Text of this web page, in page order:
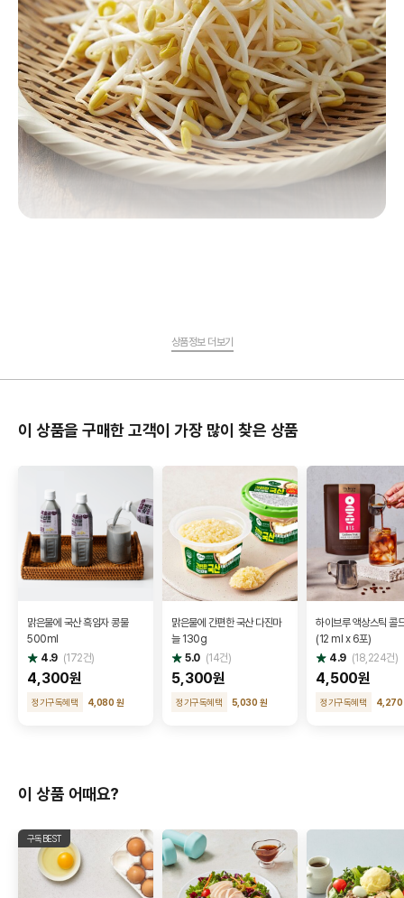
상품정보 더보기
이 상품을 구매한 고객이 가장 많이 찾은 상품
맑은물에 국산 흑임자 콩물
500ml
별
점
4.9 (172건)
4,300원
정기구독혜택 4,080 원
맑은물에 간편한 국산 다진마
늘 130g
별
점
5.0 (14건)
5,300원
정기구독혜택 5,030 원
하이브루 액상스틱 콜
(12 ml x 6포)
별
점
4.9 (18,224건)
4,500원
정기구독혜택 4,270
이 상품 어때요?
구독BEST